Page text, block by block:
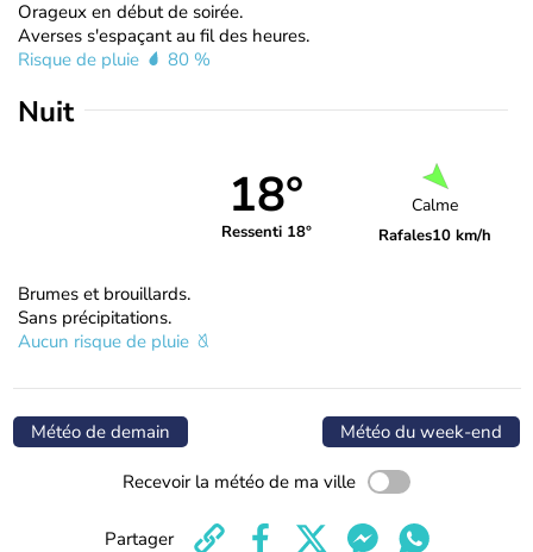
Orageux en début de soirée.
Averses s'espaçant au fil des heures.
Risque de pluie
80 %
Nuit
18°
Ressenti 18°
Calme
Rafales10 km/h
Brumes et brouillards.
Sans précipitations.
Aucun risque de pluie
Météo de demain Météo du week-end
Recevoir la météo de ma ville
Partager